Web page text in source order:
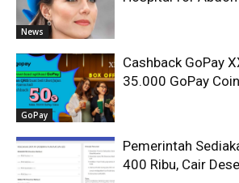
News
GoPay
Cashback GoPay
35.000 GoPay
Pemerintah
400 Ribu, Cair